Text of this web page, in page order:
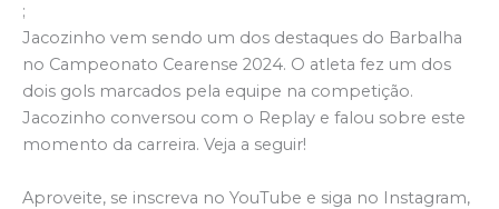
;
Jacozinho vem sendo um dos destaques do Barbalha
no Campeonato Cearense 2024. O atleta fez um dos
dois gols marcados pela equipe na competição.
Jacozinho conversou com o Replay e falou sobre este
momento da carreira. Veja a seguir!
Aproveite, se inscreva no YouTube e siga no Instagram,